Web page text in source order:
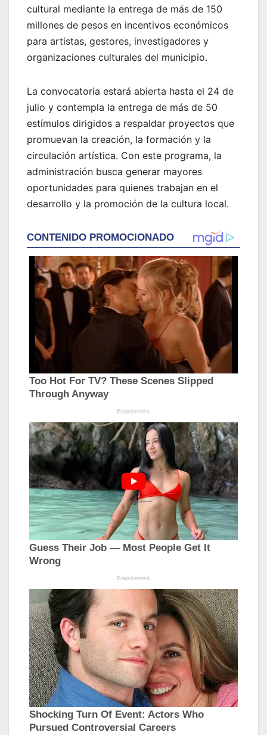
cultural mediante la entrega de más de 150
millones de pesos en incentivos económicos
para artistas, gestores, investigadores y
organizaciones culturales del municipio.
La convocatoria estará abierta hasta el 24 de
julio y contempla la entrega de más de 50
estímulos dirigidos a respaldar proyectos que
promuevan la creación, la formación y la
circulación artística. Con este programa, la
administración busca generar mayores
oportunidades para quienes trabajan en el
desarrollo y la promoción de la cultura local.